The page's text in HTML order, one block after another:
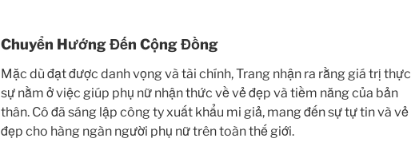
Chuyển Hướng Đến Cộng Đồng
Mặc dù đạt được danh vọng và tài chính, Trang nhận ra rằng giá trị thực
sự nằm ở việc giúp phụ nữ nhận thức về vẻ đẹp và tiềm năng của bản
thân. Cô đã sáng lập công ty xuất khẩu mi giả, mang đến sự tự tin và vẻ
đẹp cho hàng ngàn người phụ nữ trên toàn thế giới.